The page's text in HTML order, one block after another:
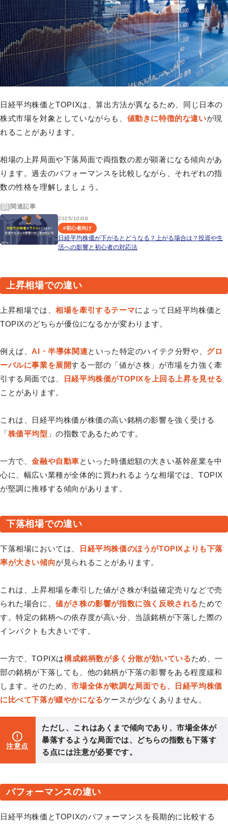
日経平均株価とTOPIXは、算出方法が異なるため、同じ日本の
株式市場を対象としていながらも、 値動きに特徴的な違いが現
れることがあります。
相場の上昇局面や下落局面で両指数の差が顕著になる傾向があ
ります。過去のパフォーマンスを比較しながら、それぞれの指
数の性格を理解しましょう。
関連記事
2025/10/08
#初心者向け
日経平均株価が下がるとどうなる？上がる場合は？投資や生
活への影響と初心者の対応法
上昇相場での違い
上昇相場では、相場を牽引するテーマによって日経平均株価と
TOPIXのどちらが優位になるかが変わります。
例えば、AI・半導体関連といった特定のハイテク分野や、 グロ
ーバルに事業を展開する一部の「値がさ株」が市場を力強く牽
引する局面では、
日経平均株価がTOPIXを上回る上昇を見せる
ことがあります。
これは、日経平均株価が株価の高い銘柄の影響を強く受ける
「株価平均型 」の指数であるためです。
一方で、金融や自動車といった時価総額の大きい基幹産業を中
心に、幅広い業種が全体的に買われるような相場では、TOPIX
が堅調に推移する傾向があります。
下落相場での違い
下落相場においては、
日経平均株価のほうがTOPIXよりも下落
率が大きい傾向が見られることがあります。
これは、上昇相場を牽引した値がさ株が利益確定売りなどで売
られた場合に、値がさ株の影響が指数に強く反映されるためで
す。特定の銘柄への依存度が高い分、当該銘柄が下落した際の
インパクトも大きいです。
一方で、TOPIXは構成銘柄数が多く分散が効いているため、一
部の銘柄が下落しても、他の銘柄が下落の影響をある程度緩和
します。そのため、市場全体が軟調な局面でも、日経平均株価
に比べて下落が緩やかになるケースが少なくありません。
注意点
ただし、これはあくまで傾向であり、市場全体が
暴落するような局面では、どちらの指数も下落す
る点には注意が必要です。
パフォーマンスの違い
日経平均株価とTOPIXのパフォーマンスを長期的に比較する